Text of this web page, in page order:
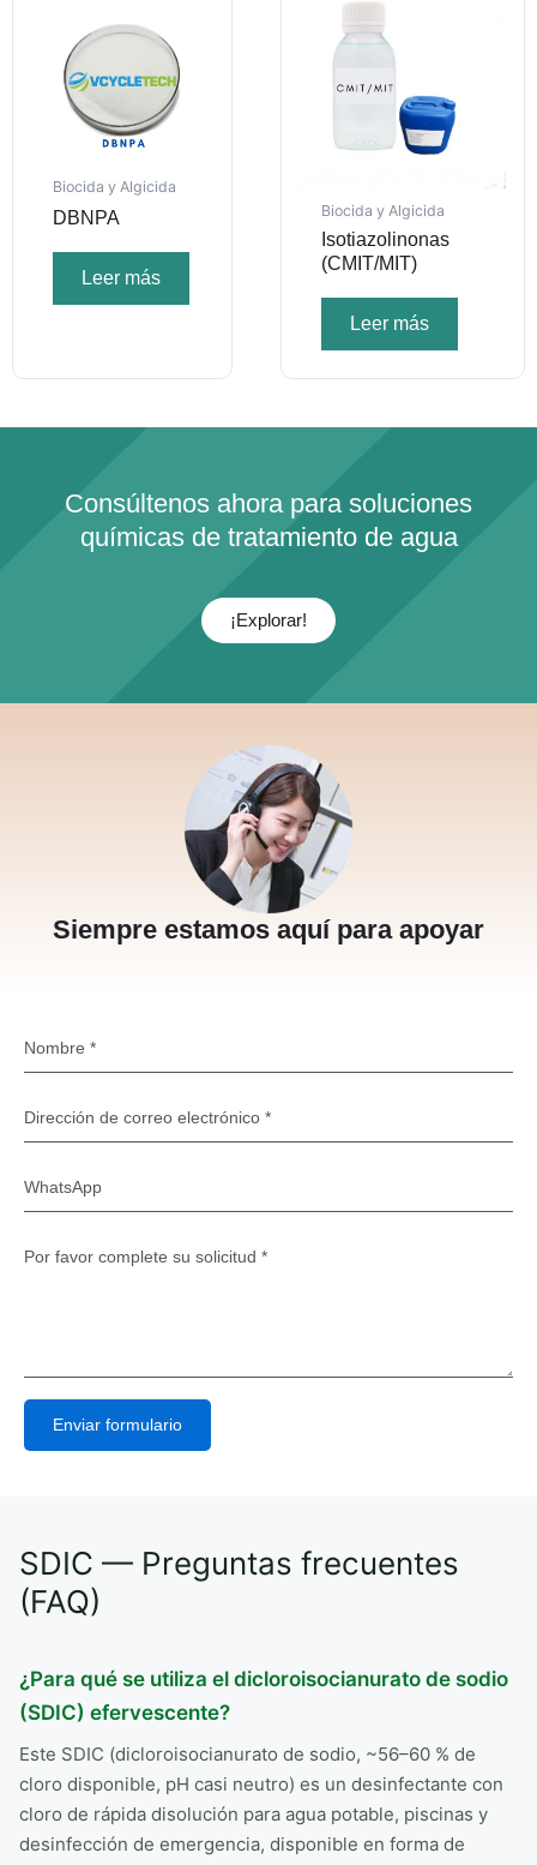
Biocida y Algicida
DBNPA
Leer más
Biocida y Algicida
Isotiazolinonas
(CMIT/MIT)
Leer más
Consúltenos ahora para soluciones
químicas de tratamiento de agua
¡Explorar!
Siempre estamos aquí para apoyar
Enviar formulario
SDIC — Preguntas frecuentes
(FAQ)
¿Para qué se utiliza el dicloroisocianurato de sodio
(SDIC) efervescente?
Este SDIC (dicloroisocianurato de sodio, ~56–60 % de
cloro disponible, pH casi neutro) es un desinfectante con
cloro de rápida disolución para agua potable, piscinas y
desinfección de emergencia, disponible en forma de